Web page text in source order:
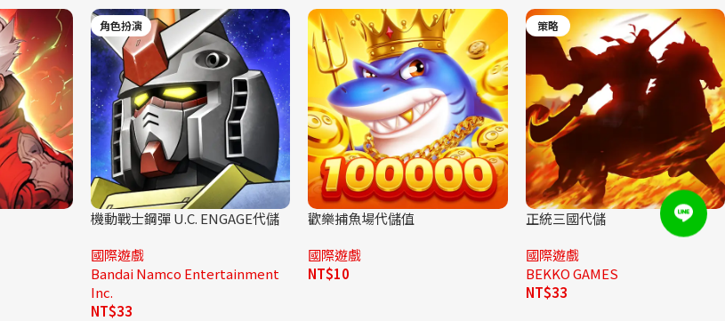
角色扮演
機動戰士鋼彈 U.C. ENGAGE代儲
國際遊戲
Bandai Namco Entertainment
Inc.
NT$33
歡樂捕魚場代儲值
國際遊戲
NT$10
策略
正統三國代儲
國際遊戲
BEKKO GAMES
NT$33